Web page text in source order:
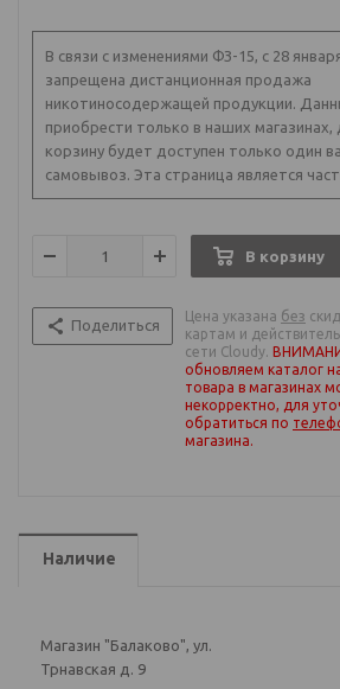
В связи с изменениями ФЗ-15, с 28
запрещена дистанционная продажа
никотиносодержащей продукции.
приобрести только в наших магазинах,
корзину будет доступен только один
самовывоз. Эта страница является
В корзину
Поделиться
Цена указана без
картам и
сети Cloudy.
обновляем каталог
товара в магазинах
некорректно, для
обратиться по
магазина.
Наличие
Магазин "Балаково", ул.
Трнавская д. 9